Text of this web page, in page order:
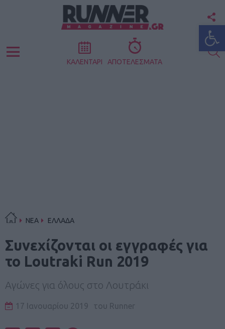
Menu ΚΑΛΕΝΤΑΡΙ ΑΠΟΤΕΛΕΣΜΑΤΑ
ΝΕΑ ΕΛΛΑΔΑ
Συνεχίζονται οι εγγραφές για
το Loutraki Run 2019
Αγώνες για όλους στο Λουτράκι
17 Ιανουαρίου 2019 του Runner